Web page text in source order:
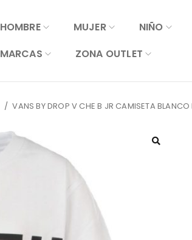
HOMBRE MUJER NIÑO
MARCAS
ZONA OUTLET
/ VANS BY DROP V CHE B JR CAMISETA BLANCO